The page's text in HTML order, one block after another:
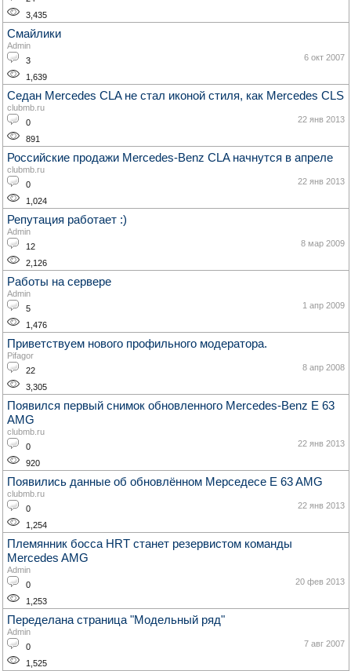
3,435
Смайлики
Admin
3
1,639
6 окт 2007
Седан Mercedes CLA не стал иконой стиля, как Mercedes CLS
clubmb.ru
0
891
22 янв 2013
Российские продажи Mercedes-Benz CLA начнутся в апреле
clubmb.ru
0
1,024
22 янв 2013
Репутация работает :)
Admin
12
2,126
8 мар 2009
Работы на сервере
Admin
5
1,476
1 апр 2009
Приветствуем нового профильного модератора.
Pifagor
22
3,305
8 апр 2008
Появился первый снимок обновленного Mercedes-Benz E 63
AMG
clubmb.ru
0
920
22 янв 2013
Появились данные об обновлённом Мерседесе E 63 AMG
clubmb.ru
0
1,254
22 янв 2013
Племянник босса HRT станет резервистом команды
Mercedes AMG
Admin
0
1,253
20 фев 2013
Переделана страница "Модельный ряд"
Admin
0
1,525
7 авг 2007